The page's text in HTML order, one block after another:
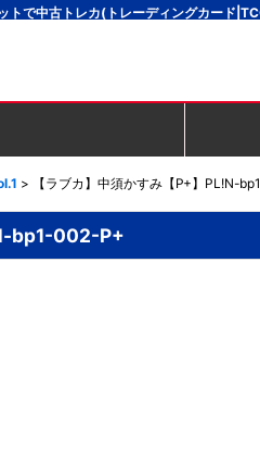
トで中古トレカ(トレーディングカード
> 【ラブカ】中須かすみ【P+】PL!N-
bp1-002-P+